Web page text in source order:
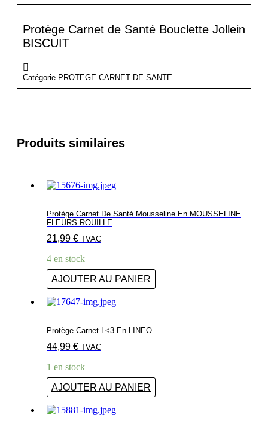
BISCUIT
Protège Carnet de Santé Bouclette Jollein
BISCUIT
Catégorie PROTEGE CARNET DE SANTE
Produits similaires
Protège Carnet De Santé Mousseline En MOUSSELINE
FLEURS ROUILLE
21,99 € TVAC
4 en stock
AJOUTER AU PANIER
Protège Carnet L<3 En LINEO
44,99 € TVAC
1 en stock
AJOUTER AU PANIER